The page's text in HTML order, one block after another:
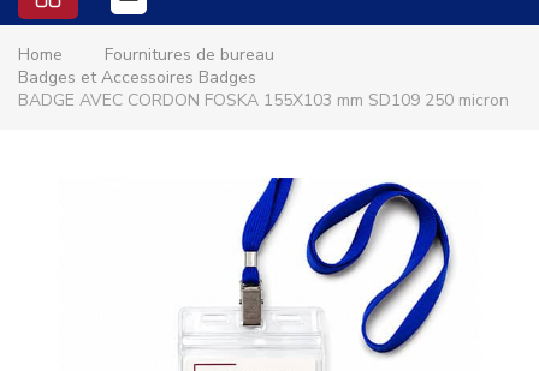
Home
Fournitures de bureau
Badges et Accessoires Badges
BADGE AVEC CORDON FOSKA 155X103 mm SD109 250 micron